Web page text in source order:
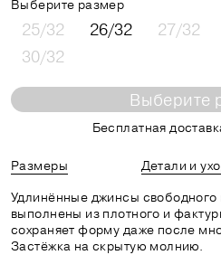
Выберите размер
25/32 26/32 27/32
30/32
Выберите
Бесплатная
Размеры Детали и
Удлинённые джинсы свободного
выполнены из плотного и
сохраняет форму даже после
Застёжка на скрытую молнию.